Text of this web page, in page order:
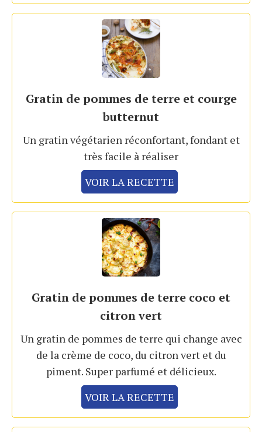
Gratin de pommes de terre et courge
butternut
Un gratin végétarien réconfortant, fondant et
très facile à réaliser
VOIR LA RECETTE
Gratin de pommes de terre coco et
citron vert
Un gratin de pommes de terre qui change avec
de la crème de coco, du citron vert et du
piment. Super parfumé et délicieux.
VOIR LA RECETTE